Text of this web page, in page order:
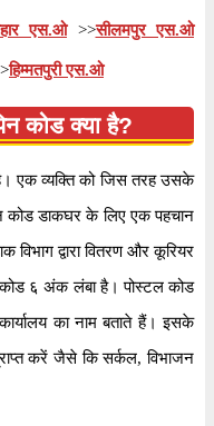
एस.ओ>>सीलमपुर एस.ओ
हिम्मतपुरी एस.ओ
कोड क्या है?
एक व्यक्ति को जिस तरह उसके
कोड डाकघर के लिए एक पहचान
द्वारा वितरण और कूरियर
कोड ६ अंक लंबा है। पोस्टल कोड
का नाम बताते हैं। इसके
करें जैसे कि सर्कल, विभाजन